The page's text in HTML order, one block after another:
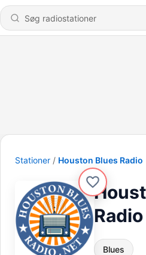
Stationer Houston Blues Radio
Radio
Blues